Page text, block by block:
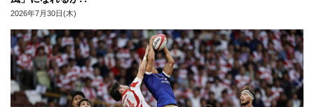
2026年7月30日(木)